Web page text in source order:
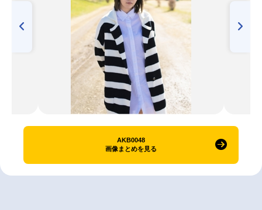
AKB0048
画像まとめを見る